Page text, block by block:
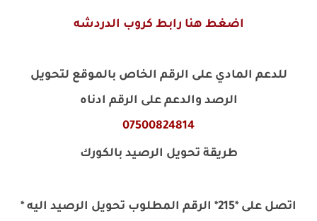
اضغط هنا رابط كروب الدردشه
للدعم المادي على الرقم الخاص بالموقع لتحويل
الرصد والدعم على الرقم ادناه
07500824814
طريقة تحويل الرصيد بالكورك
اتصل على *215* الرقم المطلوب تحويل الرصيد اليه *